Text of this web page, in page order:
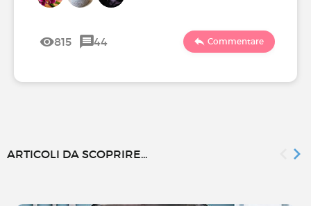
815 44 Commentare
ARTICOLI DA SCOPRIRE...